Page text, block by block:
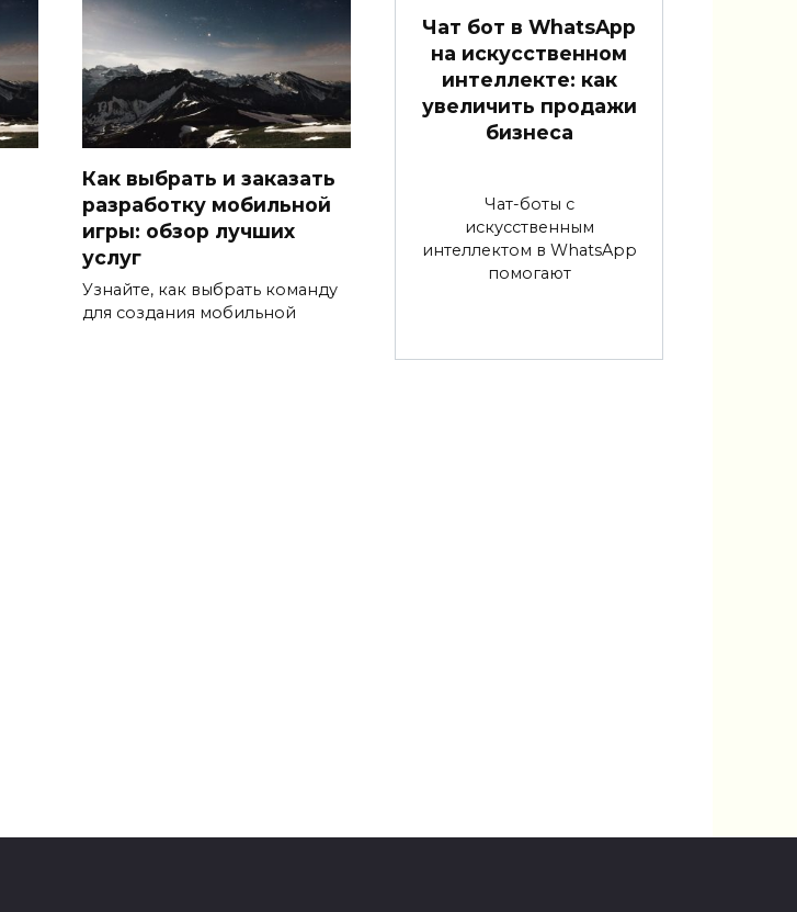
Как выбрать и заказать
разработку мобильной
игры: обзор лучших
услуг
Узнайте, как выбрать команду
для создания мобильной
Чат бот в WhatsApp
на искусственном
интеллекте: как
увеличить продажи
бизнеса
Чат-боты с
искусственным
интеллектом в WhatsApp
помогают